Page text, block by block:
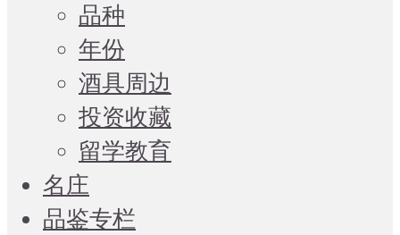
品种
年份
酒具周边
投资收藏
留学教育
名庄
品鉴专栏